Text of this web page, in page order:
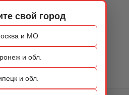
свой город
и МО
и обл.
и обл.